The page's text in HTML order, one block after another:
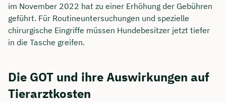
im November 2022 hat zu einer Erhöhung der Gebühren
geführt. Für Routineuntersuchungen und spezielle
chirurgische Eingriffe müssen Hundebesitzer jetzt tiefer
in die Tasche greifen.
Die GOT und ihre Auswirkungen auf
Tierarztkosten